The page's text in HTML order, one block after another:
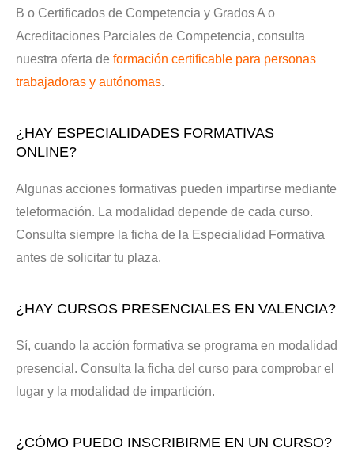
B o Certificados de Competencia y Grados A o
Acreditaciones Parciales de Competencia, consulta
nuestra oferta de formación certificable para personas
trabajadoras y autónomas.
¿HAY ESPECIALIDADES FORMATIVAS
ONLINE?
Algunas acciones formativas pueden impartirse mediante
teleformación. La modalidad depende de cada curso.
Consulta siempre la ficha de la Especialidad Formativa
antes de solicitar tu plaza.
¿HAY CURSOS PRESENCIALES EN VALENCIA?
Sí, cuando la acción formativa se programa en modalidad
presencial. Consulta la ficha del curso para comprobar el
lugar y la modalidad de impartición.
¿CÓMO PUEDO INSCRIBIRME EN UN CURSO?